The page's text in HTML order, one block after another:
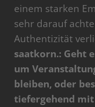
einem starken
sehr darauf
Authentizität
saatkorn.: Geht
um
bleiben, oder
tiefergehend